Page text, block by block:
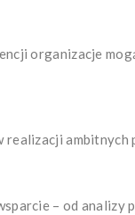
organizacje
– od analizy